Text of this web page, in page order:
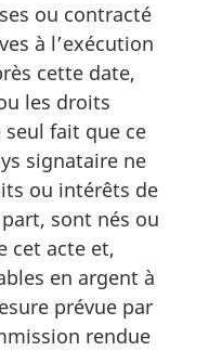
ou contracté
à l’exécution
cette date,
les droits
fait que ce
signataire ne
ou intérêts de
sont nés ou
cet acte et,
en argent à
prévue par
rendue